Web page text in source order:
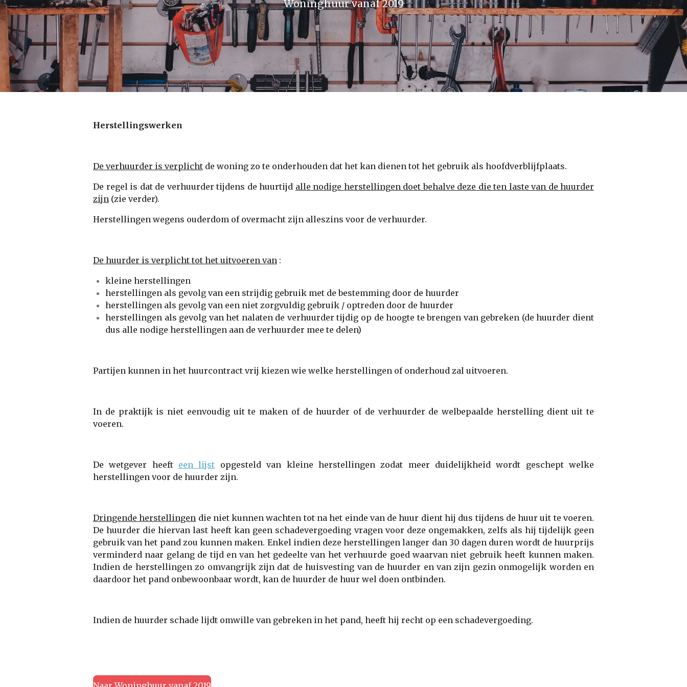
Woninghuur vanaf 2019
Herstellingswerken
De verhuurder is verplicht de woning zo te onderhouden dat het kan dienen tot het gebruik als hoofdverblijfplaats.
De regel is dat de verhuurder tijdens de huurtijd alle nodige herstellingen doet behalve deze die ten laste van de huurder
zijn (zie verder).
Herstellingen wegens ouderdom of overmacht zijn alleszins voor de verhuurder.
De huurder is verplicht tot het uitvoeren van :
kleine herstellingen
herstellingen als gevolg van een strijdig gebruik met de bestemming door de huurder
herstellingen als gevolg van een niet zorgvuldig gebruik / optreden door de huurder
herstellingen als gevolg van het nalaten de verhuurder tijdig op de hoogte te brengen van gebreken (de huurder dient
dus alle nodige herstellingen aan de verhuurder mee te delen)
Partijen kunnen in het huurcontract vrij kiezen wie welke herstellingen of onderhoud zal uitvoeren.
In de praktijk is niet eenvoudig uit te maken of de huurder of de verhuurder de welbepaalde herstelling dient uit te
voeren.
De wetgever heeft een lijst opgesteld van kleine herstellingen zodat meer duidelijkheid wordt geschept welke
herstellingen voor de huurder zijn.
Dringende herstellingen die niet kunnen wachten tot na het einde van de huur dient hij dus tijdens de huur uit te voeren.
De huurder die hiervan last heeft kan geen schadevergoeding vragen voor deze ongemakken, zelfs als hij tijdelijk geen
gebruik van het pand zou kunnen maken. Enkel indien deze herstellingen langer dan 30 dagen duren wordt de huurprijs
verminderd naar gelang de tijd en van het gedeelte van het verhuurde goed waarvan niet gebruik heeft kunnen maken.
Indien de herstellingen zo omvangrijk zijn dat de huisvesting van de huurder en van zijn gezin onmogelijk worden en
daardoor het pand onbewoonbaar wordt, kan de huurder de huur wel doen ontbinden.
Indien de huurder schade lijdt omwille van gebreken in het pand, heeft hij recht op een schadevergoeding.